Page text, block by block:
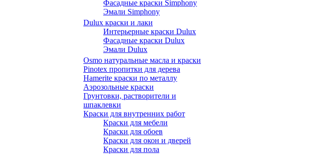
Фасадные краски Simphony
Эмали Simphony
Dulux краски и лаки
Интерьерные краски Dulux
Фасадные краски Dulux
Эмали Dulux
Osmo натуральные масла и краски
Pinotex пропитки для дерева
Hamerite краски по металлу
Аэрозольные краски
Грунтовки, растворители и
шпаклевки
Краски для внутренних работ
Краски для мебели
Краски для обоев
Краски для окон и дверей
Краски для пола